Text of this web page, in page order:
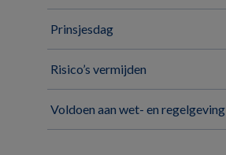
Prinsjesdag
Risico’s vermijden
Voldoen aan wet- en regelgeving